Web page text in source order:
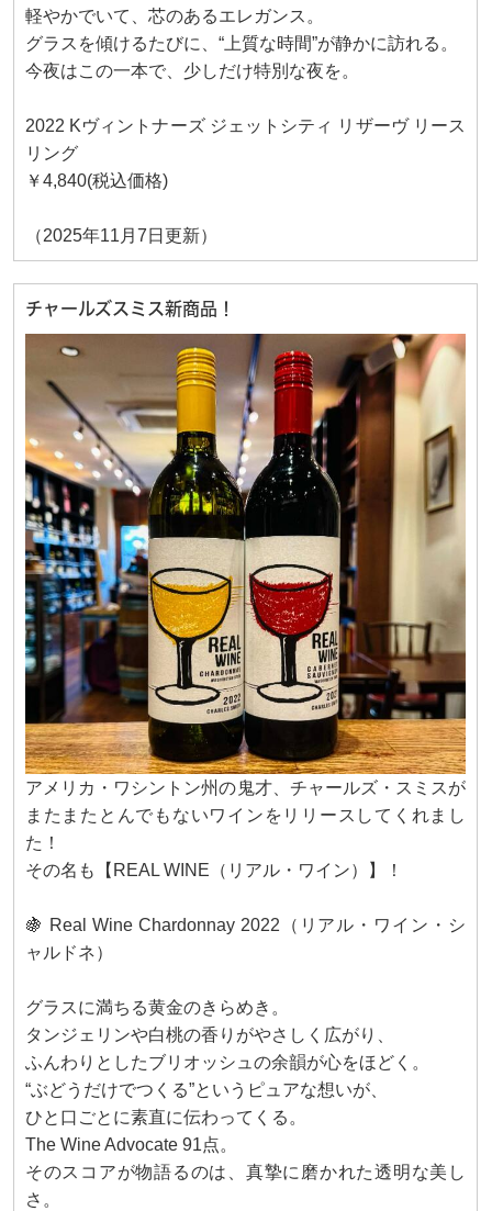
軽やかでいて、芯のあるエレガンス。
グラスを傾けるたびに、“上質な時間”が静かに訪れる。
今夜はこの一本で、少しだけ特別な夜を。
2022 Kヴィントナーズ ジェットシティ リザーヴ リース
リング
￥4,840(税込価格)
（2025年11月7日更新）
チャールズスミス新商品！
アメリカ・ワシントン州の鬼才、チャールズ・スミスが
またまたとんでもないワインをリリースしてくれまし
た！
その名も【REAL WINE（リアル・ワイン）】！
🍇 Real Wine Chardonnay 2022（リアル・ワイン・シ
ャルドネ）
グラスに満ちる黄金のきらめき。
タンジェリンや白桃の香りがやさしく広がり、
ふんわりとしたブリオッシュの余韻が心をほどく。
“ぶどうだけでつくる”というピュアな想いが、
ひと口ごとに素直に伝わってくる。
The Wine Advocate 91点。
そのスコアが物語るのは、真摯に磨かれた透明な美し
さ。